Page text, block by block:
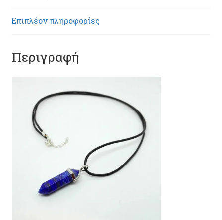
Επιπλέον πληροφορίες
Περιγραφή